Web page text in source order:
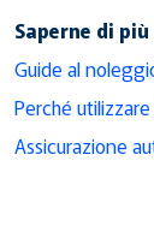
Saperne di più
Guide al
Perché
Assicurazione